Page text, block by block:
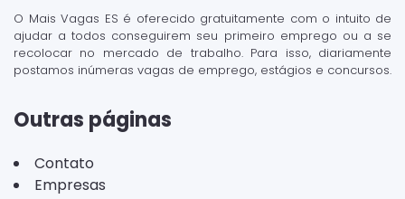
O Mais Vagas ES é oferecido gratuitamente com o intuito de
ajudar a todos conseguirem seu primeiro emprego ou a se
recolocar no mercado de trabalho. Para isso, diariamente
postamos inúmeras vagas de emprego, estágios e concursos.
Outras páginas
Contato
Empresas